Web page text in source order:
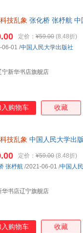
技乱象 张化桥 张杼航 中
定价： ¥59.00 (8.48折)
宁新华书店旗舰店
06-01 /中国人民大学出版社
入购物车 收藏
技乱象 中国人民大学出
定价： ¥59.00 (8.48折)
华书店辽宁旗舰店
张杼航 /2021-06-01 /中国人
入购物车 收藏